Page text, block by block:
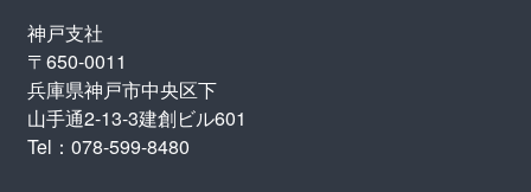
神戸支社
〒650-0011
兵庫県神戸市中央区下
山手通2-13-3建創ビル601
Tel：078-599-8480